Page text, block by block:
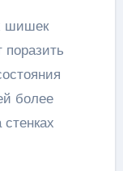
шишек
более